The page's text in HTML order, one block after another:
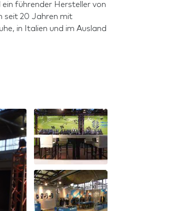
führender Hersteller von
seit 20 Jahren mit
in Italien und im Ausland